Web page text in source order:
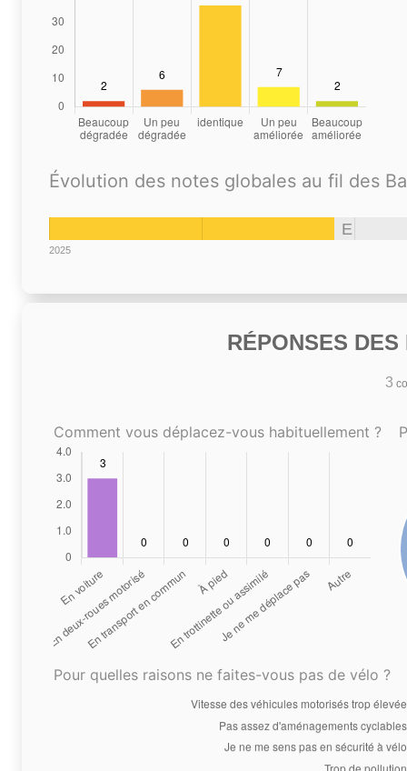
Évolution des notes globales au fil des
E
2025
RÉPONSES
3
Comment vous déplacez-vous habituellement ?
Pour quelles raisons ne faites-vous pas de vélo ?